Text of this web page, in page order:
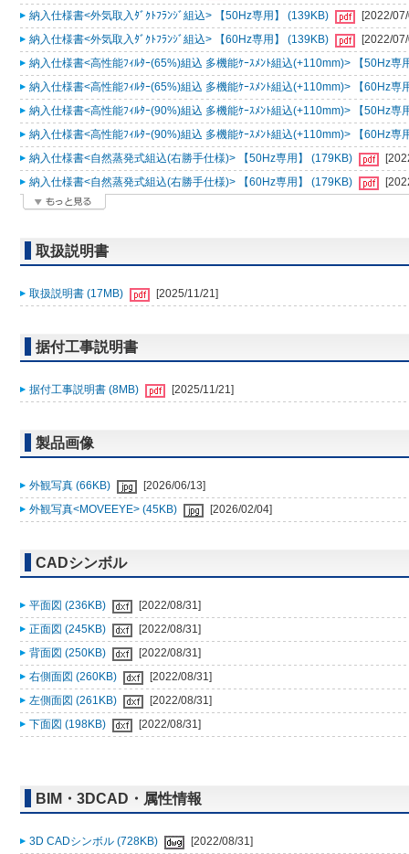
納入仕様書<外気取入ﾀﾞｸﾄﾌﾗﾝｼﾞ組込> 【50Hz専用】 (139KB)
[2022/
納入仕様書<外気取入ﾀﾞｸﾄﾌﾗﾝｼﾞ組込> 【60Hz専用】 (139KB)
[2022/
納入仕様書<高性能ﾌｨﾙﾀｰ(65%)組込 多機能ｹｰｽﾒﾝﾄ組込(+110mm)> 【50Hz専
納入仕様書<高性能ﾌｨﾙﾀｰ(65%)組込 多機能ｹｰｽﾒﾝﾄ組込(+110mm)> 【60Hz専
納入仕様書<高性能ﾌｨﾙﾀｰ(90%)組込 多機能ｹｰｽﾒﾝﾄ組込(+110mm)> 【50Hz専
納入仕様書<高性能ﾌｨﾙﾀｰ(90%)組込 多機能ｹｰｽﾒﾝﾄ組込(+110mm)> 【60Hz専
納入仕様書<自然蒸発式組込(右勝手仕様)> 【50Hz専用】 (179KB)
納入仕様書<自然蒸発式組込(右勝手仕様)> 【60Hz専用】 (179KB)
取扱説明書
取扱説明書 (17MB) [2025/11/21]
据付工事説明書
据付工事説明書 (8MB) [2025/11/21]
製品画像
外観写真 (66KB)
[2026/06/13]
外観写真<MOVEEYE> (45KB)
[2026/02/04]
CADシンボル
平面図 (236KB)
[2022/08/31]
正面図 (245KB)
[2022/08/31]
背面図 (250KB)
[2022/08/31]
右側面図 (260KB)
[2022/08/31]
左側面図 (261KB)
[2022/08/31]
下面図 (198KB)
[2022/08/31]
BIM・3DCAD・属性情報
3D CADシンボル (728KB)
[2022/08/31]